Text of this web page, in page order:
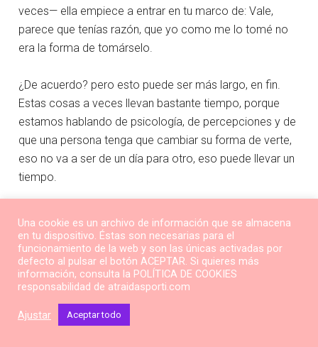
veces— ella empiece a entrar en tu marco de: Vale,
parece que tenías razón, que yo como me lo tomé no
era la forma de tomárselo.
¿De acuerdo? pero esto puede ser más largo, en fin.
Estas cosas a veces llevan bastante tiempo, porque
estamos hablando de psicología, de percepciones y de
que una persona tenga que cambiar su forma de verte,
eso no va a ser de un día para otro, eso puede llevar un
tiempo.
principio como cuando llevas un tiempo haciéndolo y
sintiéndote a gusto haciéndolo.
Disfruta de esa parte de ti
Porque cuando ya te sientes un lobo, es cómodo para ti
Una cookie es un archivo de información que se almacena
en tu dispositivo. Éstas son necesarias para el
funcionamiento de la web y son las únicas activadas por
defecto al pulsar el botón ACEPTAR. Si quieres más
información, consulta la POLÍTICA DE COOKIES
responsabilidad de atraidasporti.com
Ajustar Aceptar todo